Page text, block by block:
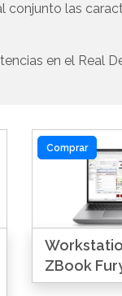
conjunto las
en el Real
Comprar
ZBook